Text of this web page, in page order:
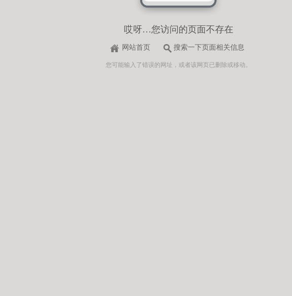
哎呀…您访问的页面不存在
网站首页 搜索一下页面相关信息
您可能输入了错误的网址，或者该网页已删除或移动。